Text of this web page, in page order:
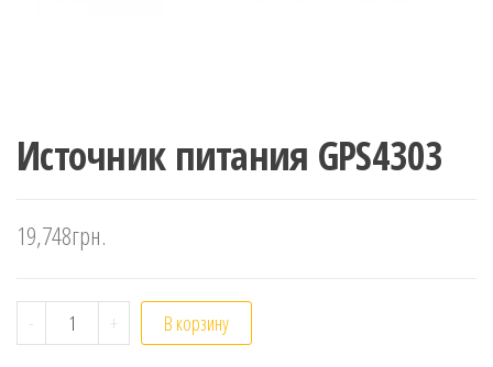
Источник питания GPS4303
19,748грн.
- Количество
+ В корзину